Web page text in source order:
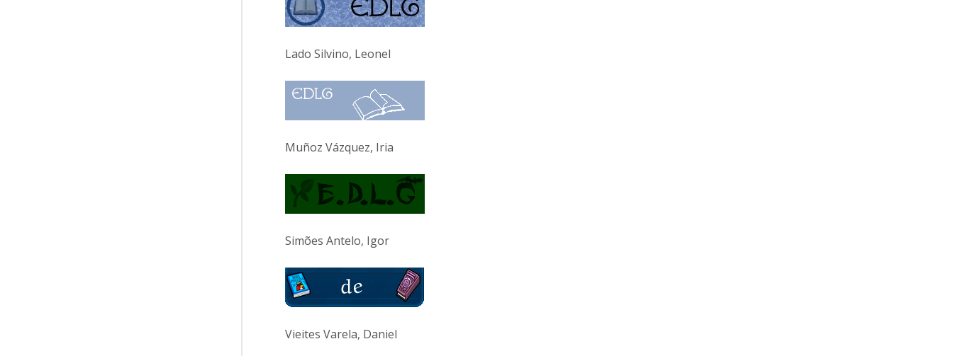
Lado Silvino, Leonel
Muñoz Vázquez, Iria
Simões Antelo, Igor
Vieites Varela, Daniel